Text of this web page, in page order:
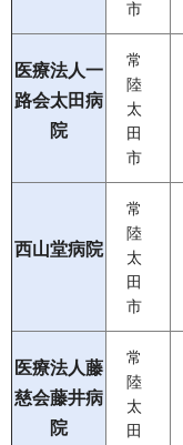
市
医療法人一
路会太田病
院
常
陸
太
田
市
西山堂病院
常
陸
太
田
市
医療法人藤
慈会藤井病
院
常
陸
太
田